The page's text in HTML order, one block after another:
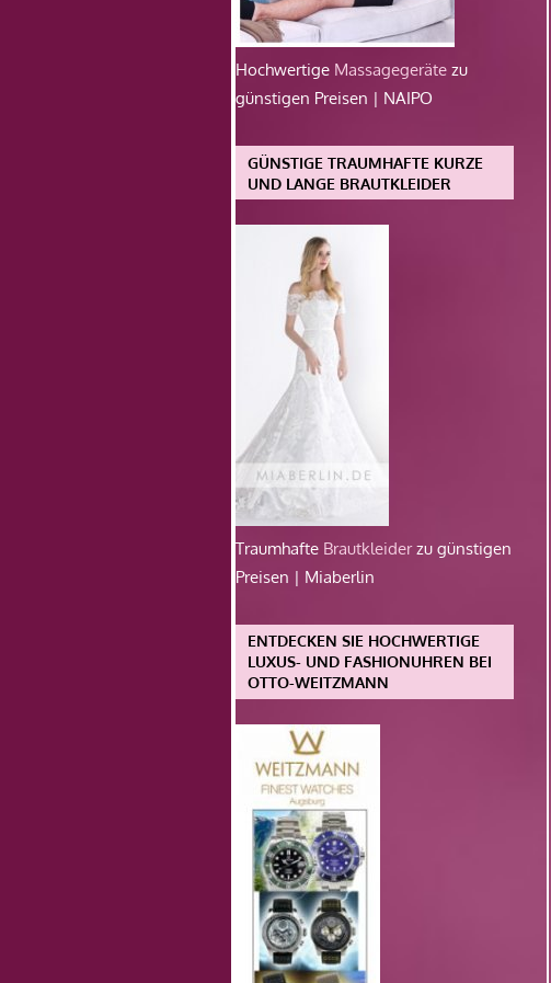
Hochwertige Massagegeräte zu
günstigen Preisen | NAIPO
GÜNSTIGE TRAUMHAFTE KURZE
UND LANGE BRAUTKLEIDER
Traumhafte Brautkleiderzu günstigen
Preisen | Miaberlin
ENTDECKEN SIE HOCHWERTIGE
LUXUS- UND FASHIONUHREN BEI
OTTO-WEITZMANN